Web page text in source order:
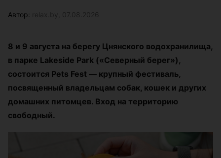
Автор:
8 и 9 августа на берегу Цнянского водохранилища,
в парке Lakeside Park («Северный берег»),
состоится Pets Fest — крупный фестиваль,
посвященный владельцам собак, кошек и других
домашних питомцев. Вход на территорию
свободный.